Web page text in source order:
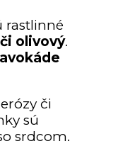
rastlinné
olivový.
avokáde
či
sú
srdcom.